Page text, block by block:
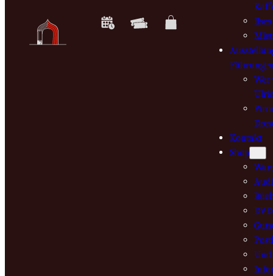
Wer
Kontakt
Shop
Und